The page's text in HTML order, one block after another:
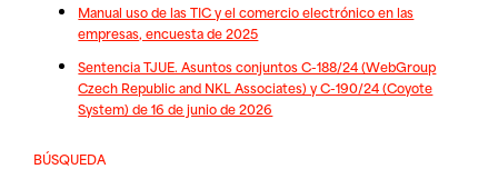
Manual uso de las TIC y el comercio electrónico en las
empresas, encuesta de 2025
Sentencia TJUE. Asuntos conjuntos C-188/24 (WebGroup
Czech Republic and NKL Associates) y C-190/24 (Coyote
System) de 16 de junio de 2026
BÚSQUEDA